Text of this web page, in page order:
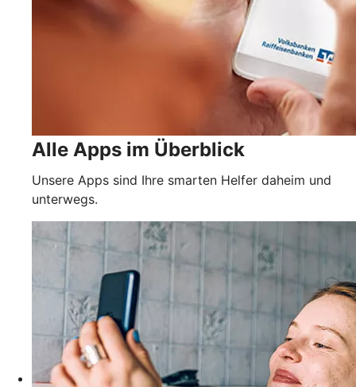
Alle Apps im Überblick
Unsere Apps sind Ihre smarten Helfer daheim und
unterwegs.